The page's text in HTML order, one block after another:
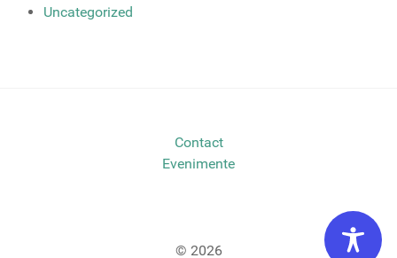
Uncategorized
Contact
Evenimente
© 2026